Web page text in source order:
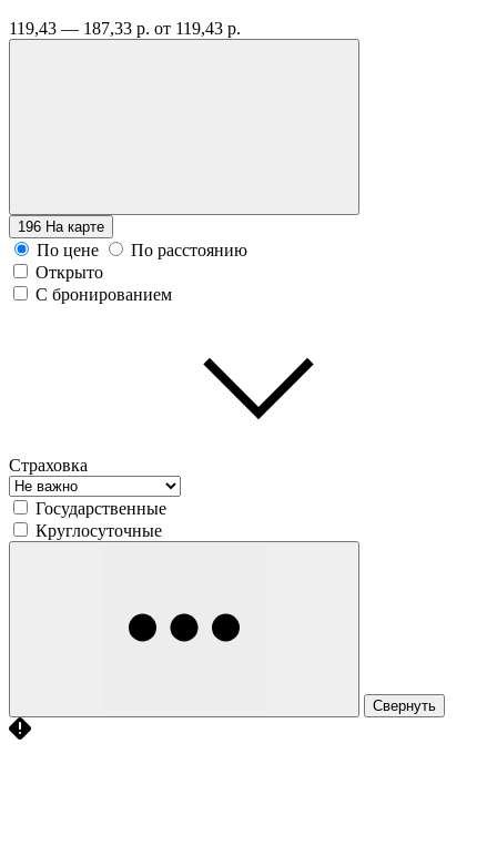
119,43 — 187,33 р. от 119,43 р.
196 На карте
По цене
По расстоянию
Открыто
С бронированием
Страховка
Государственные
Круглосуточные
Свернуть